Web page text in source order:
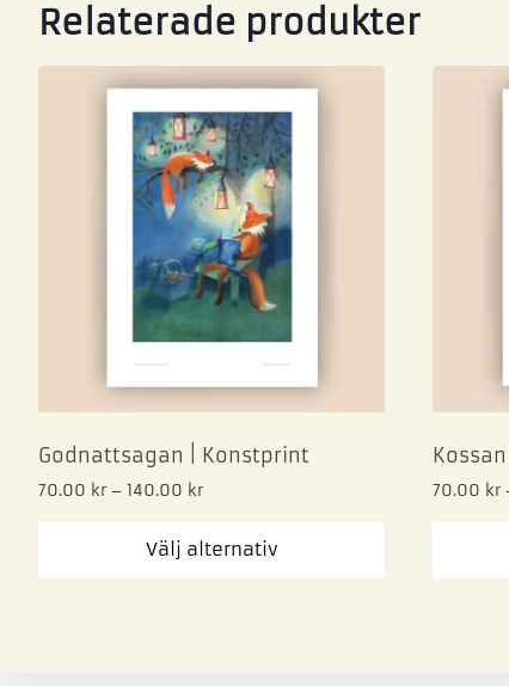
Relaterade produkter
Godnattsagan | Konstprint
70.00 kr – 140.00 kr
Välj alternativ
70.00 kr